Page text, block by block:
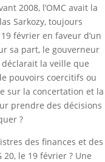
2008, l’OMC avait la
Sarkozy, toujours
février en faveur d’un
sa part, le gouverneur
la veille que
pouvoirs coercitifs ou
sur la concertation et la
prendre des décisions
?
des finances et des
le 19 février ? Une